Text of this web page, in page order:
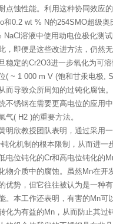
点蚀性能。利用这种协同效应
和0.2 wt % N的254SMO超级奥
NaCl溶液中使用动电位极化测
，即便是这些改进方法，仍然
稳定的Cr2O3进一步氧化为可
( ~ 1 000 m V (饱和甘汞电极,
而导致众所周知的过钝化腐蚀
不锈钢在需要更高电位的应用
气( H2 )的重要方法。
欣教授团队表明，通过采用
化机制的根本限制，从而进一
电位钝化的Cr和高电位钝化的
物介质中的腐蚀。虽然Mn在开
优势，但它往往被认为是一种
。本工作还表明，有害的Mn可
化为有益的Mn，从而防止其过